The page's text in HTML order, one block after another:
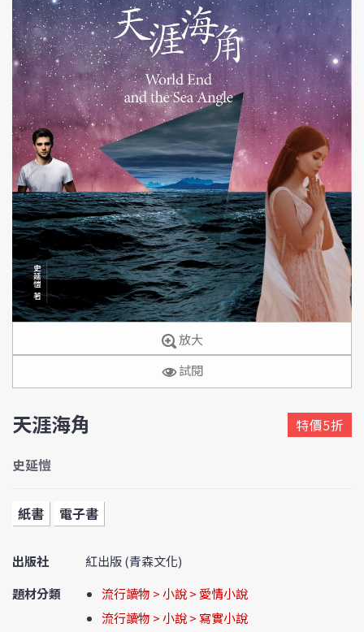
放大
試閱
天涯海角 特價5折
史延愷
紙書 電子書
出版社
紅出版 (青森文化)
題材分類
流行讀物 > 小說 > 愛情小說
流行讀物 > 小說 > 寫實小說